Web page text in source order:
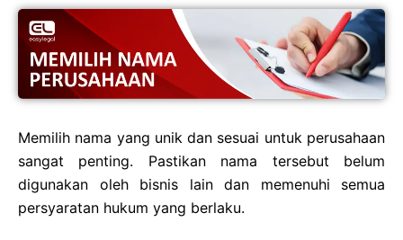
Memilih nama yang unik dan sesuai untuk perusahaan
sangat penting. Pastikan nama tersebut belum
digunakan oleh bisnis lain dan memenuhi semua
persyaratan hukum yang berlaku.